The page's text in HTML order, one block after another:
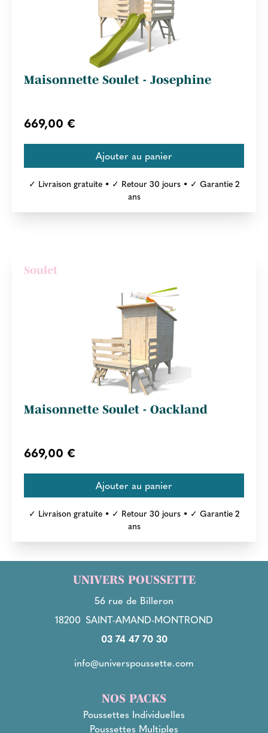
Maisonnette Soulet - Josephine
669,00 €
✓ Livraison gratuite • ✓ Retour 30 jours • ✓ Garantie 2
ans
Soulet
Maisonnette Soulet - Oackland
669,00 €
✓ Livraison gratuite • ✓ Retour 30 jours • ✓ Garantie 2
ans
UNIVERS POUSSETTE
56 rue de Billeron
18200 SAINT-AMAND-MONTROND
03 74 47 70 30
info@universpoussette.com
NOS PACKS
Poussettes Individuelles
Poussettes Multiples